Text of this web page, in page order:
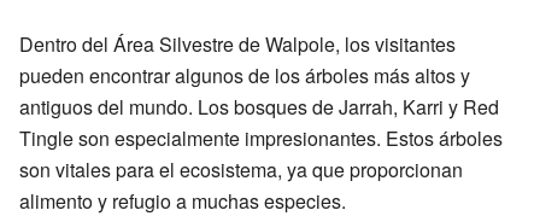
Dentro del Área Silvestre de Walpole, los visitantes
pueden encontrar algunos de los árboles más altos y
antiguos del mundo. Los bosques de Jarrah, Karri y Red
Tingle son especialmente impresionantes. Estos árboles
son vitales para el ecosistema, ya que proporcionan
alimento y refugio a muchas especies.